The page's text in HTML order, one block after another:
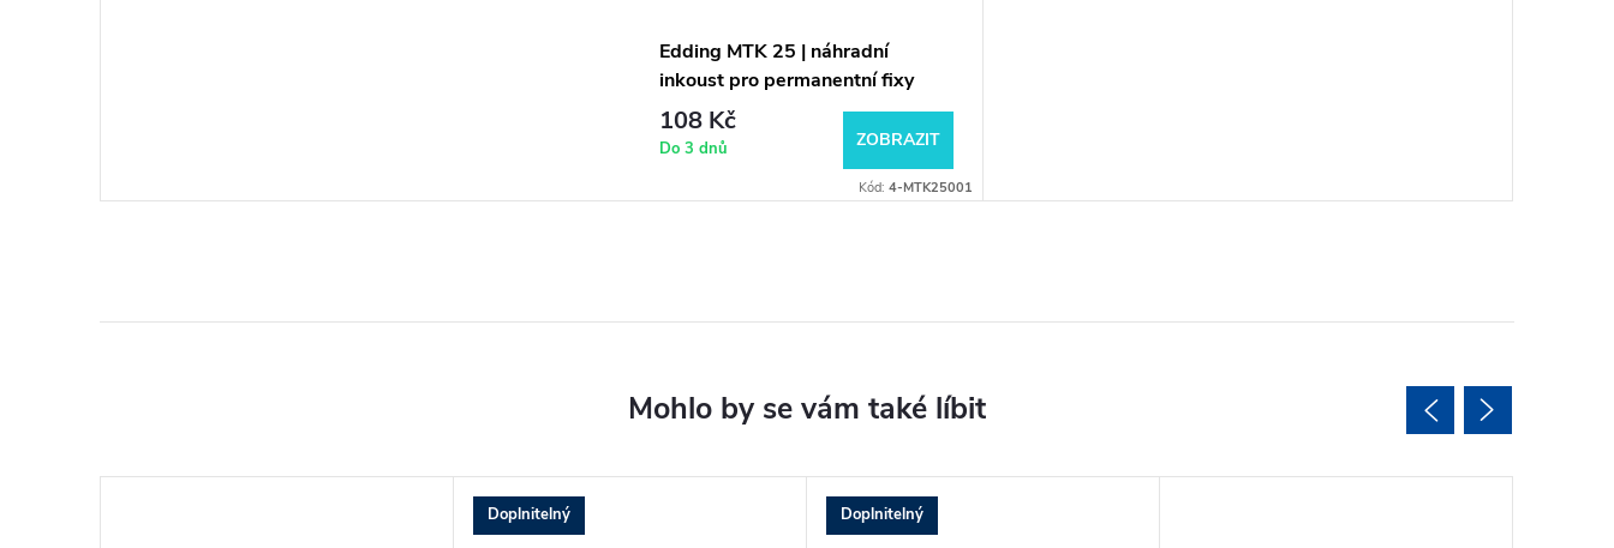
Edding MTK 25 | náhradní
inkoust pro permanentní fixy
108 Kč
Do 3 dnů ZOBRAZIT
Kód: 4-MTK25001
Doplnitelný Doplnitelný